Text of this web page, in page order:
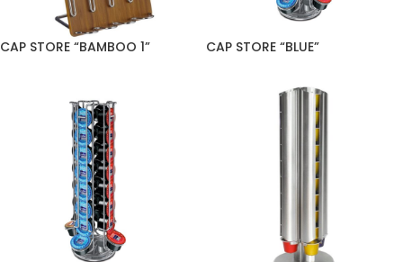
CAP STORE “BAMBOO 1” CAP STORE “BLUE”